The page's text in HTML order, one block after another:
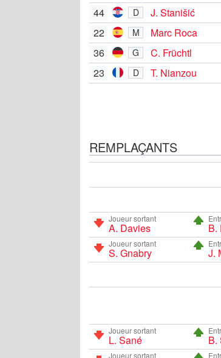
44
D
J. Stanišić
22
M
Marc Roca
36
G
C. Früchtl
23
D T. Nianzou
REMPLAÇANTS
Joueur sortant
A. Davies B.
Joueur sortant
S. Gnabry J.
Joueur sortant
L. Sané B.
Joueur sortant